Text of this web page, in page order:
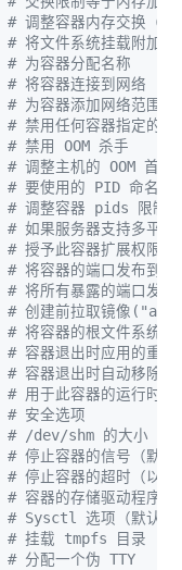
# 调整容器内存交换（
# 将文件系统挂载附加到
# 为容器分配名称
# 将容器连接到网络
# 为容器添加网络范围的
# 禁用任何容器指定的
# 禁用 OOM 杀手
# 调整主机的 OOM 首
# 要使用的 PID 命名空
# 调整容器 pids 限制
# 如果服务器支持多平台
# 授予此容器扩展权限
# 将容器的端口发布到主
# 将所有暴露的端口发布
# 创建前拉取镜像
# 将容器的根文件系统挂
# 容器退出时应用的重启
# 容器退出时自动移除
# 用于此容器的运行时
# 安全选项
# /dev/shm 的大小
# 停止容器的信号（默认
# 停止容器的超时（以秒
# 容器的存储驱动程序选
# Sysctl 选项（默认
# 挂载 tmpfs 目录
# 分配一个伪 TTY